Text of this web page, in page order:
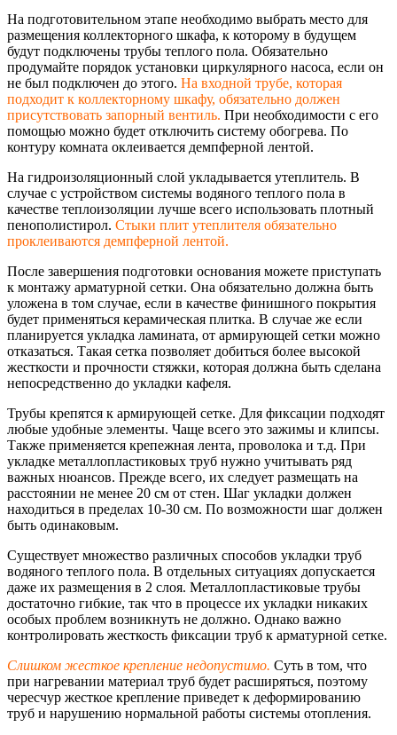
На подготовительном этапе необходимо выбрать место для
размещения коллекторного шкафа, к которому в будущем
будут подключены трубы теплого пола. Обязательно
продумайте порядок установки циркулярного насоса, если он
не был подключен до этого. На входной трубе, которая
подходит к коллекторному шкафу, обязательно должен
присутствовать запорный вентиль. При необходимости с его
помощью можно будет отключить систему обогрева. По
контуру комната оклеивается демпферной лентой.
На гидроизоляционный слой укладывается утеплитель. В
случае с устройством системы водяного теплого пола в
качестве теплоизоляции лучше всего использовать плотный
пенополистирол. Стыки плит утеплителя обязательно
проклеиваются демпферной лентой.
После завершения подготовки основания можете приступать
к монтажу арматурной сетки. Она обязательно должна быть
уложена в том случае, если в качестве финишного покрытия
будет применяться керамическая плитка. В случае же если
планируется укладка ламината, от армирующей сетки можно
отказаться. Такая сетка позволяет добиться более высокой
жесткости и прочности стяжки, которая должна быть сделана
непосредственно до укладки кафеля.
Трубы крепятся к армирующей сетке. Для фиксации подходят
любые удобные элементы. Чаще всего это зажимы и клипсы.
Также применяется крепежная лента, проволока и т.д. При
укладке металлопластиковых труб нужно учитывать ряд
важных нюансов. Прежде всего, их следует размещать на
расстоянии не менее 20 см от стен. Шаг укладки должен
находиться в пределах 10-30 см. По возможности шаг должен
быть одинаковым.
Существует множество различных способов укладки труб
водяного теплого пола. В отдельных ситуациях допускается
даже их размещения в 2 слоя. Металлопластиковые трубы
достаточно гибкие, так что в процессе их укладки никаких
особых проблем возникнуть не должно. Однако важно
контролировать жесткость фиксации труб к арматурной сетке.
Слишком жесткое крепление недопустимо. Суть в том, что
при нагревании материал труб будет расширяться, поэтому
чересчур жесткое крепление приведет к деформированию
труб и нарушению нормальной работы системы отопления.